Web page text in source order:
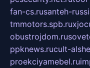
fan-cs.rusanteh-
tmmotors.spb.ru
obustrojdom.ru
ppknews.rucult-
proekciyamebel.ru